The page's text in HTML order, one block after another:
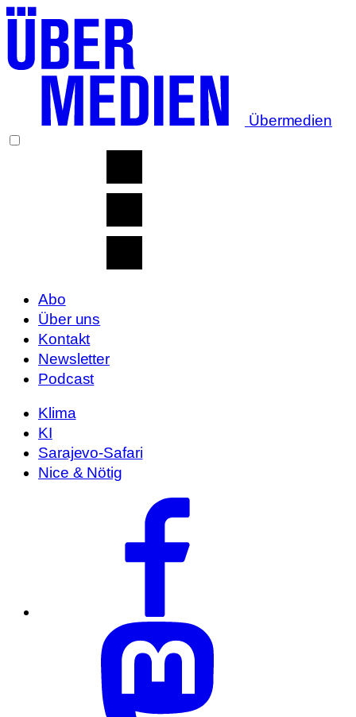
Übermedien
Abo
Über uns
Kontakt
Newsletter
Podcast
Klima
KI
Sarajevo-Safari
Nice & Nötig